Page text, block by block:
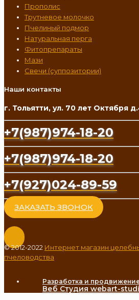
Прополис
Трутневое молочко
Пчелиный подмор
Натуральная перга
Фитопрепараты
Мази
Свечи (суппозитории)
Наши контакты
г. Тольятти, ул. 70 лет Октября
+7(987)974-18-20
+7(987)974-18-20
+7(927)024-89-59
ЗАКАЗАТЬ ЗВОНОК
© 2012-2022 Интернет магазин
пчеловодства
Разработка и
Веб Студия webart-